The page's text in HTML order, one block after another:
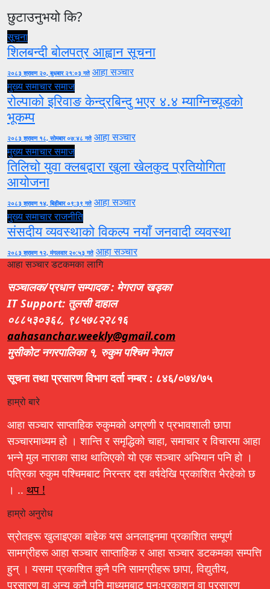
छुटाउनुभयो कि?
सूचना
शिलबन्दी बोलपत्र आह्वान सूचना
२०८३ श्रावण २०, बुधबार २१:०३ गते आहा सञ्चार
मुख्य समाचारसमाज
रोल्पाको इरिवाङ केन्द्रबिन्दु भएर ४.४ म्याग्निच्यूडको
भूकम्प
२०८३ श्रावण १८, सोमबार ०७:४८ गते आहा सञ्चार
मुख्य समाचारसमाज
तिलिचो युवा क्लबद्वारा खुला खेलकुद प्रतियोगिता
आयोजना
२०८३ श्रावण १४, बिहीबार ०९:३९ गते आहा सञ्चार
मुख्य समाचारराजनीति
संसदीय व्यवस्थाको विकल्प नयाँ जनवादी व्यवस्था
२०८३ श्रावण १२, मंगलवार २०:५३ गते आहा सञ्चार
आहा सञ्चार डटकमका लागि
सञ्चालक/प्रधान सम्पादक : मेगराज खड्का
IT Support: तुलसी दाहाल
०८८५३०३६८, ९८५७८२२८१६
aahasanchar.weekly@gmail.com
मुसीकोट नगरपालिका १, रुकुम पश्चिम नेपाल
सूचना तथा प्रसारण विभाग दर्ता नम्बर : ८४६/०७४/७५
हाम्रो बारे
आहा सञ्चार साप्ताहिक रुकुमको अग्रणी र प्रभावशाली छापा
सञ्चारमाध्यम हो । शान्ति र समृद्धिको चाहा, समाचार र विचारमा आहा
भन्ने मुल नाराका साथ थालिएको यो एक सञ्चार अभियान पनि हो ।
पत्रिका रुकुम पश्चिमबाट निरन्तर दश वर्षदेखि प्रकाशित भैरहेको छ
। .. थप !
हाम्रो अनुरोध
स्रोतहरू खुलाइएका बाहेक यस अनलाइनमा प्रकाशित सम्पूर्ण
सामग्रीहरू आहा सञ्चार साप्ताहिक र आहा सञ्चार डटकमका सम्पत्ति
हुन् । यसमा प्रकाशित कुनै पनि सामग्रीहरू छापा, विद्युतीय,
प्रसारण वा अन्य कुनै पनि माध्यमबाट पुनःप्रकाशन वा प्रसारण